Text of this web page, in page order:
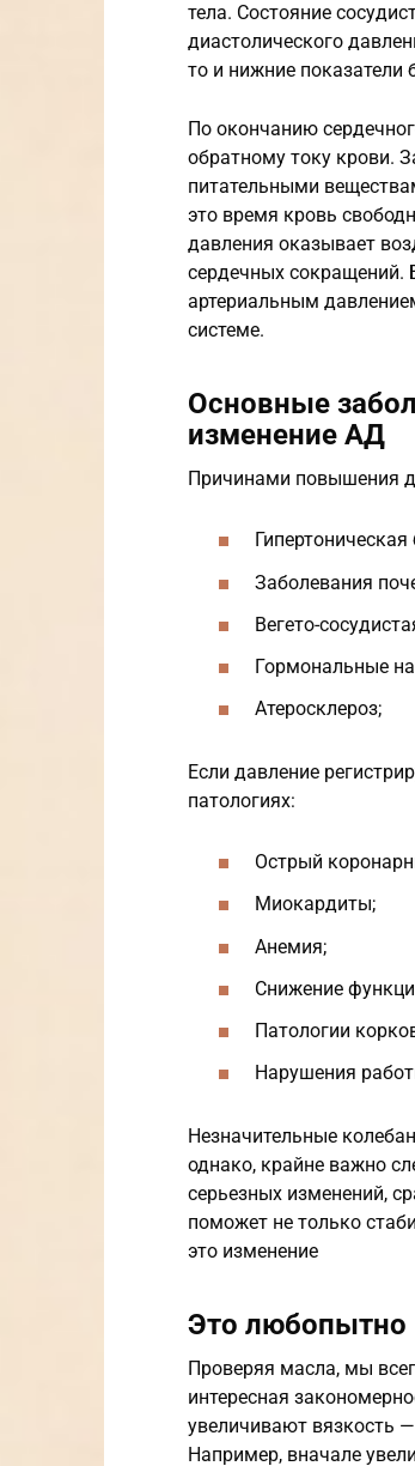
тела. Состояние
диастолического
то и нижние показатели
По окончанию
обратному току крови.
питательными
это время кровь
давления оказывает
сердечных сокращений.
артериальным
системе.
Основные
изменение АД
Причинами повышения
Гипертоническая
Заболевания
Вегето-
Гормональные
Атеросклероз;
Если давление
патологиях:
Острый
Миокардиты;
Анемия;
Снижение
Патологии
Нарушения
Незначительные
однако, крайне важно
серьезных изменений,
поможет не только
это изменение
Это любопытно
Проверяя масла, мы
интересная
увеличивают вязкость
Например, вначале